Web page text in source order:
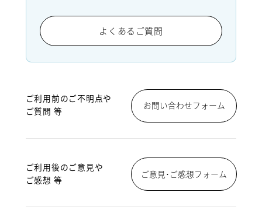
よくあるご質問
ご利用前のご不明点や
ご質問 等
お問い合わせフォーム
ご利用後のご意見や
ご感想 等
ご意見･ご感想フォーム